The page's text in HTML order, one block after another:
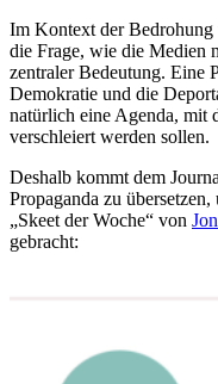
Im Kontext der
die Frage, wie die Medien
zentraler Bedeutung. Eine
Demokratie und die
natürlich eine Agenda, mit
verschleiert werden sollen.
Deshalb kommt dem
Propaganda zu
„Skeet der Woche“ von
gebracht: